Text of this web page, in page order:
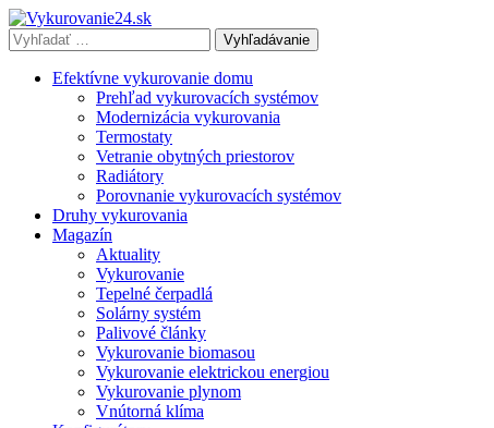
Vyhľadávať
výraz:
Efektívne vykurovanie domu
Prehľad vykurovacích systémov
Modernizácia vykurovania
Termostaty
Vetranie obytných priestorov
Radiátory
Porovnanie vykurovacích systémov
Druhy vykurovania
Magazín
Aktuality
Vykurovanie
Tepelné čerpadlá
Solárny systém
Palivové články
Vykurovanie biomasou
Vykurovanie elektrickou energiou
Vykurovanie plynom
Vnútorná klíma